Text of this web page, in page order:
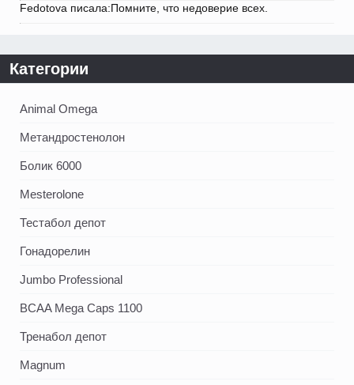
Fedotova писала:Помните, что недоверие всех.
Категории
Animal Omega
Метандростенолон
Болик 6000
Mesterolone
Тестабол депот
Гонадорелин
Jumbo Professional
BCAA Mega Caps 1100
Тренабол депот
Magnum